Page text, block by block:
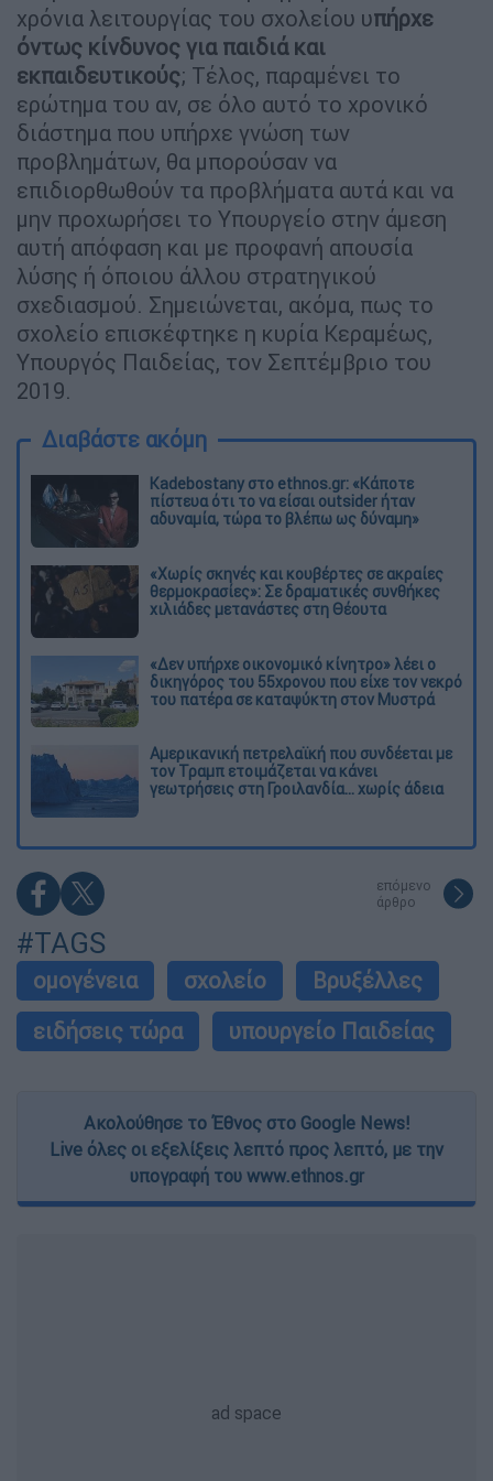
χρόνια λειτουργίας του σχολείου υπήρχε
όντως κίνδυνος για παιδιά και
εκπαιδευτικούς; Τέλος, παραμένει το
ερώτημα του αν, σε όλο αυτό το χρονικό
διάστημα που υπήρχε γνώση των
προβλημάτων, θα μπορούσαν να
επιδιορθωθούν τα προβλήματα αυτά και να
μην προχωρήσει το Υπουργείο στην άμεση
αυτή απόφαση και με προφανή απουσία
λύσης ή όποιου άλλου στρατηγικού
σχεδιασμού. Σημειώνεται, ακόμα, πως το
σχολείο επισκέφτηκε η κυρία Κεραμέως,
Υπουργός Παιδείας, τον Σεπτέμβριο του
2019.
Διαβάστε ακόμη
Kadebostany στο ethnos.gr: «Κάποτε
πίστευα ότι το να είσαι outsider ήταν
αδυναμία, τώρα το βλέπω ως δύναμη»
«Χωρίς σκηνές και κουβέρτες σε ακραίες
θερμοκρασίες»: Σε δραματικές συνθήκες
χιλιάδες μετανάστες στη Θέουτα
«Δεν υπήρχε οικονομικό κίνητρο» λέει ο
δικηγόρος του 55χρονου που είχε τον νεκρό
του πατέρα σε καταψύκτη στον Μυστρά
Αμερικανική πετρελαϊκή που συνδέεται με
τον Τραμπ ετοιμάζεται να κάνει
γεωτρήσεις στη Γροιλανδία... χωρίς άδεια
επόμενο
άρθρο
#TAGS
ομογένεια σχολείο
Βρυξέλλες
ειδήσεις τώρα
υπουργείο Παιδείας
Ακολούθησε το Έθνος στο Google News!
Live όλες οι εξελίξεις λεπτό προς λεπτό, με την
υπογραφή του www.ethnos.gr